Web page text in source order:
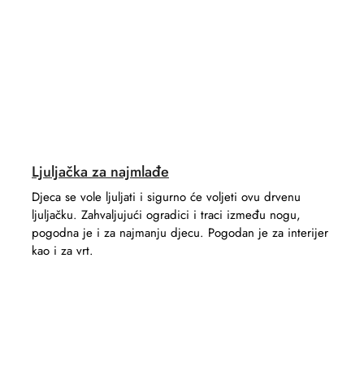
Ljuljačka za najmlađe
Djeca se vole ljuljati i sigurno će voljeti ovu drvenu
ljuljačku. Zahvaljujući ogradici i traci između nogu,
pogodna je i za najmanju djecu. Pogodan je za interijer
kao i za vrt.